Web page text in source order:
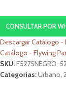
CONSULTAR POR
Descargar Catálogo -
Catálogo - Flywing
SKU:F5275NEGRO-
Categorías:Urbano,